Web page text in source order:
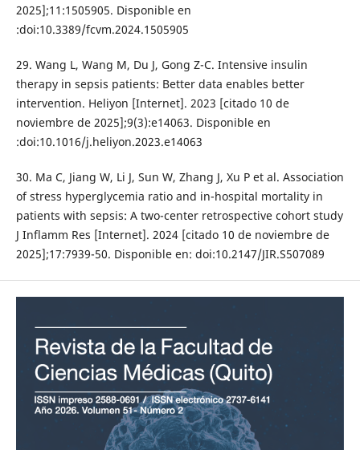
2025];11:1505905. Disponible en
:doi:10.3389/fcvm.2024.1505905
29. Wang L, Wang M, Du J, Gong Z-C. Intensive insulin
therapy in sepsis patients: Better data enables better
intervention. Heliyon [Internet]. 2023 [citado 10 de
noviembre de 2025];9(3):e14063. Disponible en
:doi:10.1016/j.heliyon.2023.e14063
30. Ma C, Jiang W, Li J, Sun W, Zhang J, Xu P et al. Association
of stress hyperglycemia ratio and in-hospital mortality in
patients with sepsis: A two-center retrospective cohort study
J Inflamm Res [Internet]. 2024 [citado 10 de noviembre de
2025];17:7939-50. Disponible en: doi:10.2147/JIR.S507089